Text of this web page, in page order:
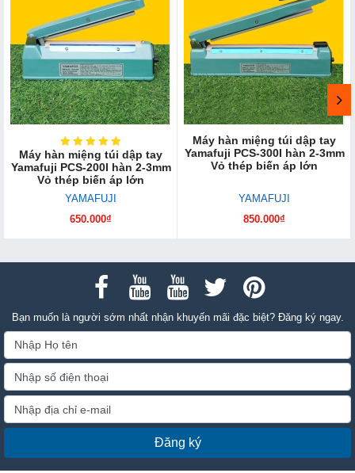
Máy hàn miệng túi dập tay
Yamafuji PCS-200I hàn 2-3mm
Vỏ thép biến áp lớn
YAMAFUJI
650.000₫
Máy hàn miệng túi dập tay
Yamafuji PCS-300I hàn 2-3mm
Vỏ thép biến áp lớn
YAMAFUJI
850.000₫
Bạn muốn là người sớm nhất nhận khuyến mãi đặc biệt? Đăng ký ngay.
Đăng ký